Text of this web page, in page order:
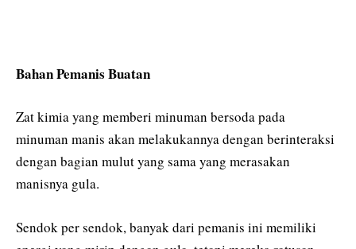
Bahan Pemanis Buatan
Zat kimia yang memberi minuman bersoda pada
minuman manis akan melakukannya dengan berinteraksi
dengan bagian mulut yang sama yang merasakan
manisnya gula.
Sendok per sendok, banyak dari pemanis ini memiliki